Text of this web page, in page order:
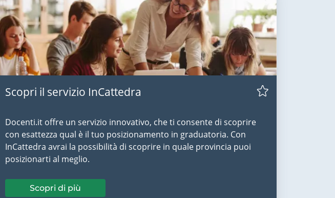
Scopri il servizio InCattedra
Docenti.it offre un servizio innovativo, che ti consente di scoprire
con esattezza qual è il tuo posizionamento in graduatoria. Con
InCattedra avrai la possibilità di scoprire in quale provincia puoi
posizionarti al meglio.
Scopri di più